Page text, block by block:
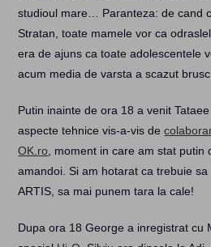
studioul mare… Paranteza: de cand
Stratan, toate mamele vor ca
era de ajuns ca toate adolescentele
acum media de varsta a scazut
Putin inainte de ora 18 a venit
aspecte tehnice vis-a-vis de
OK.ro , moment in care am stat
amandoi. Si am hotarat ca trebuie
ARTIS, sa mai punem tara la cale!
Dupa ora 18 George a inregistrat cu